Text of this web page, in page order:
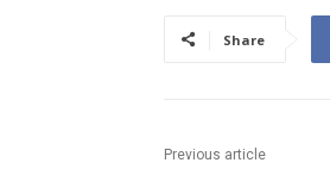
Share
Previous article